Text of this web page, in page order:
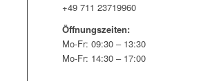
+49 711 23719960
Öffnungszeiten:
Mo-Fr: 09:30 – 13:30
Mo-Fr: 14:30 – 17:00